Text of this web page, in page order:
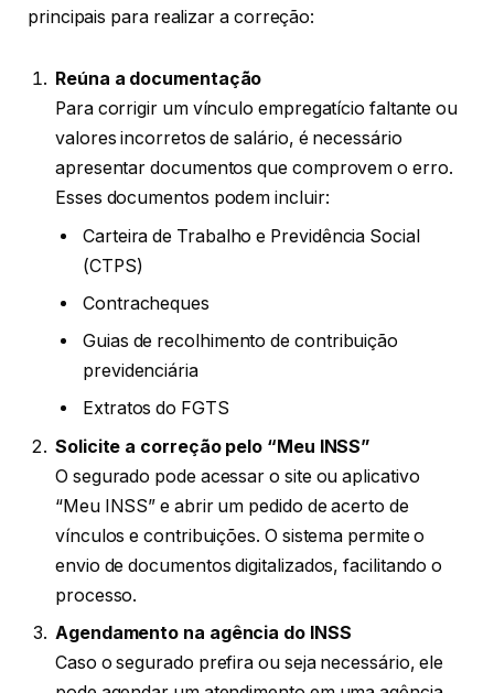
principais para realizar a correção:
Reúna a documentação
Para corrigir um vínculo empregatício faltante ou
valores incorretos de salário, é necessário
apresentar documentos que comprovem o erro.
Esses documentos podem incluir:
Carteira de Trabalho e Previdência Social
(CTPS)
Contracheques
Guias de recolhimento de contribuição
previdenciária
Extratos do FGTS
Solicite a correção pelo “Meu INSS”
O segurado pode acessar o site ou aplicativo
“Meu INSS” e abrir um pedido de acerto de
vínculos e contribuições. O sistema permite o
envio de documentos digitalizados, facilitando o
processo.
Agendamento na agência do INSS
Caso o segurado prefira ou seja necessário, ele